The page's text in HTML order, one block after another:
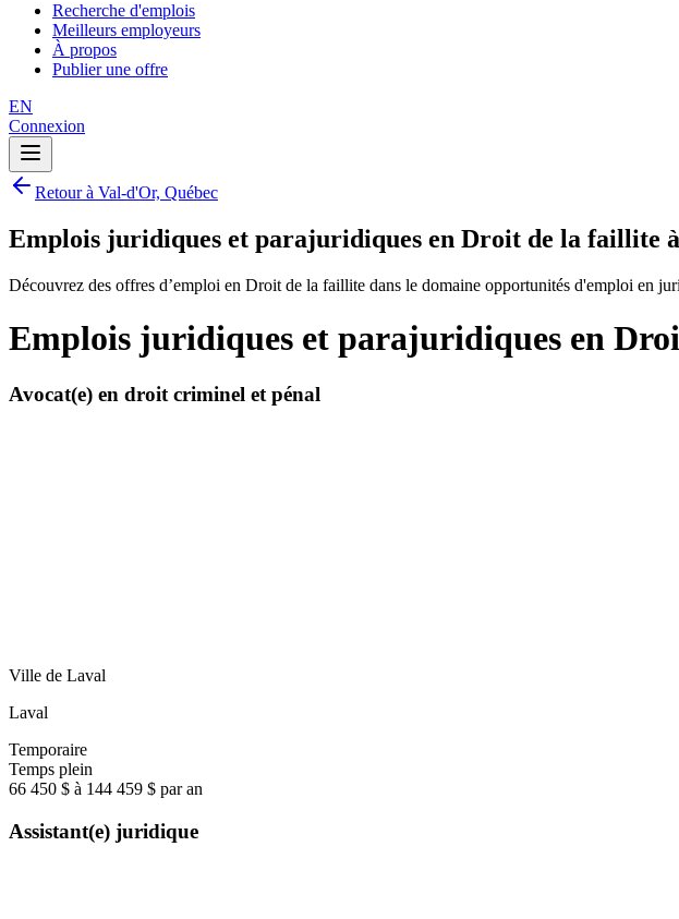
Recherche d'emplois
Meilleurs employeurs
À propos
Publier une offre
EN
Connexion
Retour à Val-d'Or, Québec
Emplois juridiques et parajuridiques en Droit de la faillite
Découvrez des offres d’emploi en Droit de la faillite dans le domaine opportunités d'emploi en
Emplois juridiques et parajuridiques en
Avocat(e) en droit criminel et pénal
Ville de Laval
Laval
Temporaire
Temps plein
66 450 $ à 144 459 $ par an
Assistant(e) juridique